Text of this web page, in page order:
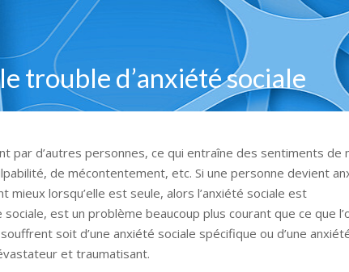
trouble d’anxiété sociale
par d’autres personnes, ce qui entraîne des sentiments de
de mécontentement, etc. Si une personne devient
lorsqu’elle est seule, alors l’anxiété sociale est
est un problème beaucoup plus courant que ce que
soit d’une anxiété sociale spécifique ou d’une
et traumatisant.